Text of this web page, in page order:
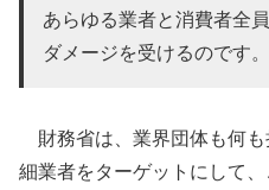
あらゆる業者と消費者全
ダメージを受けるのです。
財務省は、業界団体も何
細業者をターゲットにして